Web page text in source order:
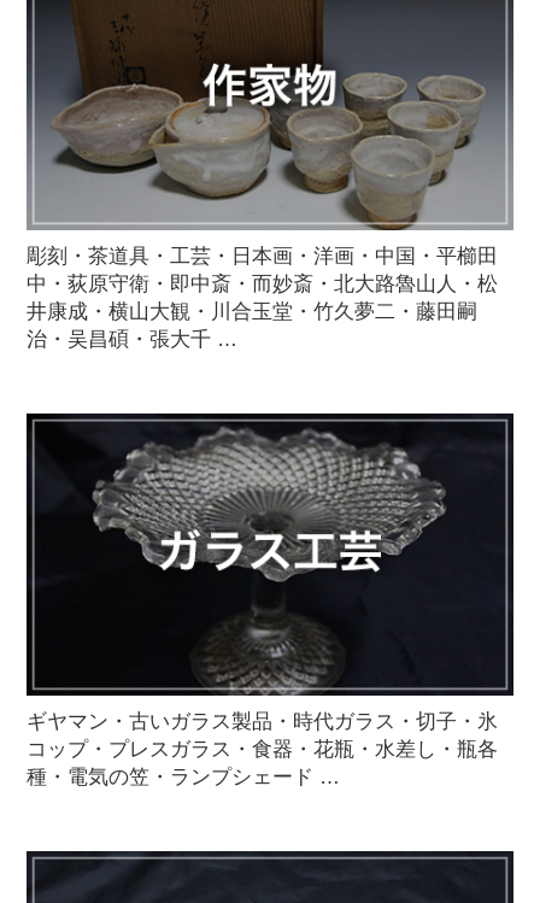
彫刻・茶道具・工芸・日本画・洋画・中国・平櫛田
中・荻原守衛・即中斎・而妙斎・北大路魯山人・松
井康成・横山大観・川合玉堂・竹久夢二・藤田嗣
治・吴昌碩・張大千 …
ギヤマン・古いガラス製品・時代ガラス・切子・氷
コップ・プレスガラス・食器・花瓶・水差し・瓶各
種・電気の笠・ランプシェード …